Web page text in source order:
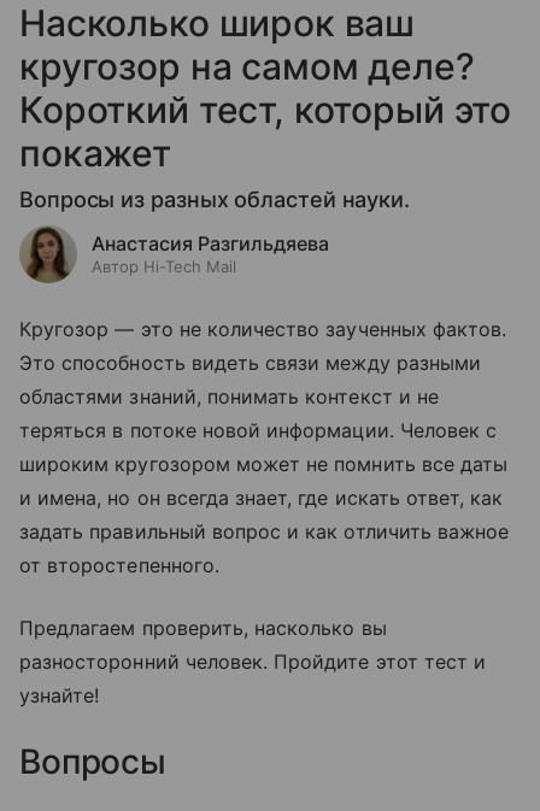
Насколько широк ваш
кругозор на самом деле?
Короткий тест, который это
покажет
Вопросы из разных областей науки.
Анастасия Разгильдяева
Автор Hi-Tech Mail
Кругозор — это не количество заученных фактов.
Это способность видеть связи между разными
областями знаний, понимать контекст и не
теряться в потоке новой информации. Человек с
широким кругозором может не помнить все даты
и имена, но он всегда знает, где искать ответ, как
задать правильный вопрос и как отличить важное
от второстепенного.
Предлагаем проверить, насколько вы
разносторонний человек. Пройдите этот тест и
узнайте!
Вопросы